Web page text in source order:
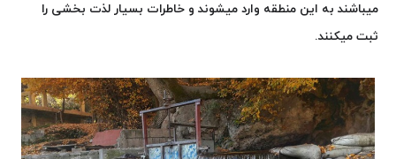
میباشند به این منطقه وارد میشوند و خاطرات بسیار لذت بخشی را
ثبت میکنند.